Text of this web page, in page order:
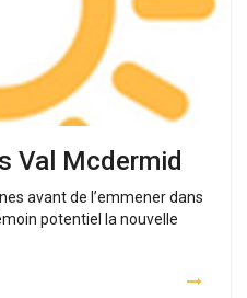
Val Mcdermid
avant de l’emmener dans
potentiel la nouvelle